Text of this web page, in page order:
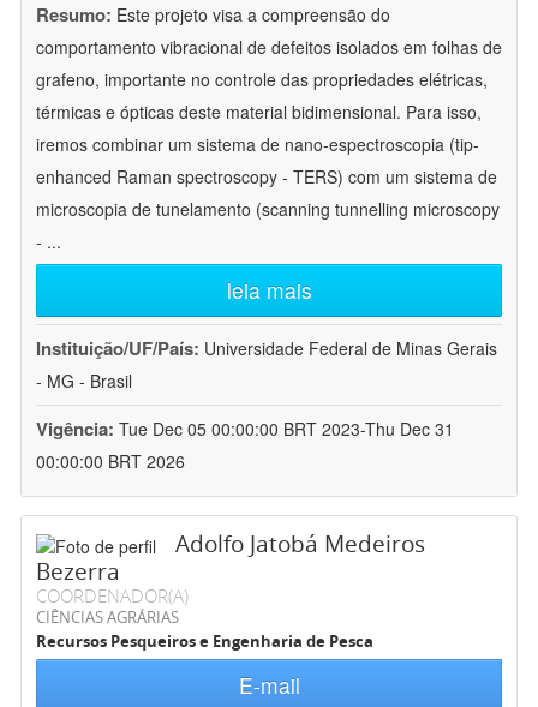
Resumo: Este projeto visa a compreensão do
comportamento vibracional de defeitos isolados em folhas de
grafeno, importante no controle das propriedades elétricas,
térmicas e ópticas deste material bidimensional. Para isso,
iremos combinar um sistema de nano-espectroscopia (tip-
enhanced Raman spectroscopy - TERS) com um sistema de
microscopia de tunelamento (scanning tunnelling microscopy
- ...
leia mais
Instituição/UF/País: Universidade Federal de Minas Gerais
- MG - Brasil
Vigência: Tue Dec 05 00:00:00 BRT 2023-Thu Dec 31
00:00:00 BRT 2026
Adolfo Jatobá Medeiros
Bezerra
COORDENADOR(A)
CIÊNCIAS AGRÁRIAS
Recursos Pesqueiros e Engenharia de Pesca
E-mail